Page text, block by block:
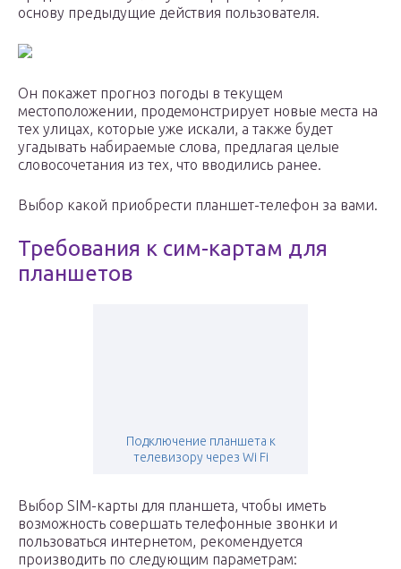
основу предыдущие действия пользователя.
Он покажет прогноз погоды в текущем
местоположении, продемонстрирует новые места на
тех улицах, которые уже искали, а также будет
угадывать набираемые слова, предлагая целые
словосочетания из тех, что вводились ранее.
Выбор какой приобрести планшет-телефон за вами.
Требования к сим-картам для
планшетов
Подключение планшета к
телевизору через Wi Fi
Выбор SIM-карты для планшета, чтобы иметь
возможность совершать телефонные звонки и
пользоваться интернетом, рекомендуется
производить по следующим параметрам: